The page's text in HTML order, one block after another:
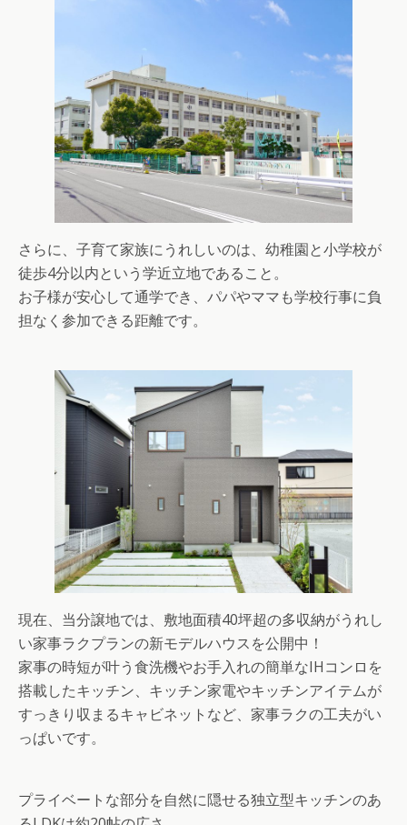
さらに、子育て家族にうれしいのは、幼稚園と小学校が
徒歩4分以内という学近立地であること。
お子様が安心して通学でき、パパやママも学校行事に負
担なく参加できる距離です。
現在、当分譲地では、敷地面積40坪超の多収納がうれし
い家事ラクプランの新モデルハウスを公開中！
家事の時短が叶う食洗機やお手入れの簡単なIHコンロを
搭載したキッチン、キッチン家電やキッチンアイテムが
すっきり収まるキャビネットなど、家事ラクの工夫がい
っぱいです。
プライベートな部分を自然に隠せる独立型キッチンのあ